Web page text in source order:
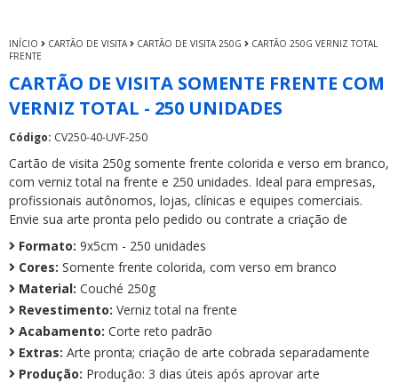
INÍCIO CARTÃO DE VISITA CARTÃO DE VISITA 250G
CARTÃO 250G VERNIZ TOTAL
FRENTE
CARTÃO DE VISITA SOMENTE FRENTE COM
VERNIZ TOTAL - 250 UNIDADES
Código: CV250-40-UVF-250
Cartão de visita 250g somente frente colorida e verso em branco,
com verniz total na frente e 250 unidades. Ideal para empresas,
profissionais autônomos, lojas, clínicas e equipes comerciais.
Envie sua arte pronta pelo pedido ou contrate a criação de
Formato: 9x5cm - 250 unidades
Cores: Somente frente colorida, com verso em branco
Material: Couché 250g
Revestimento: Verniz total na frente
Acabamento: Corte reto padrão
Extras: Arte pronta; criação de arte cobrada separadamente
Produção: Produção: 3 dias úteis após aprovar arte